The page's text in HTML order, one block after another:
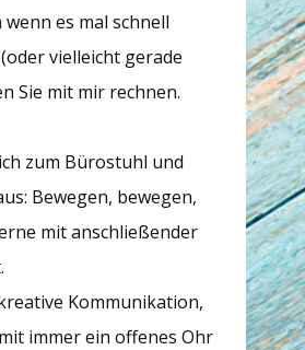
wenn es mal schnell
vielleicht gerade
Sie mit mir rechnen.
zum Bürostuhl und
Bewegen, bewegen,
mit anschließender
Kommunikation,
immer ein offenes Ohr